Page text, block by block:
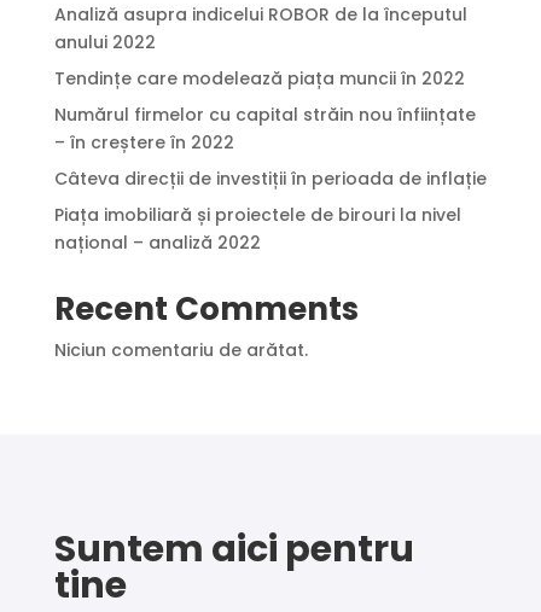
Analiză asupra indicelui ROBOR de la începutul
anului 2022
Tendințe care modelează piața muncii în 2022
Numărul firmelor cu capital străin nou înființate
– în creștere în 2022
Câteva direcții de investiții în perioada de inflație
Piața imobiliară și proiectele de birouri la nivel
național – analiză 2022
Recent Comments
Niciun comentariu de arătat.
Suntem aici pentru
tine